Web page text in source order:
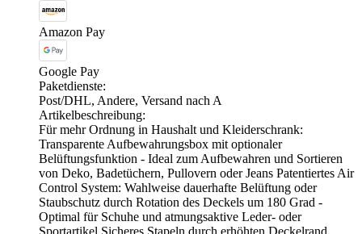
Amazon Pay
Google Pay
Paketdienste:
Post/DHL, Andere, Versand nach A
Artikelbeschreibung:
Für mehr Ordnung in Haushalt und Kleiderschrank:
Transparente Aufbewahrungsbox mit optionaler
Belüftungsfunktion - Ideal zum Aufbewahren und Sortieren
von Deko, Badetüchern, Pullovern oder Jeans Patentiertes Air
Control System: Wahlweise dauerhafte Belüftung oder
Staubschutz durch Rotation des Deckels um 180 Grad -
Optimal für Schuhe und atmungsaktive Leder- oder
Sportartikel Sicheres Stapeln durch erhöhten Deckelrand,